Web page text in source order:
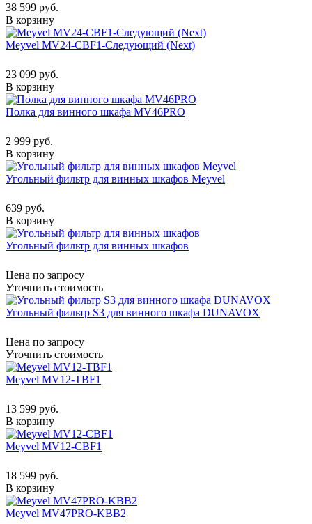
38 599 руб.
В корзину
Meyvel MV24-CBF1-Следующий (Next)
23 099 руб.
В корзину
Полка для винного шкафа MV46PRO
2 999 руб.
В корзину
Угольный фильтр для винных шкафов Meyvel
639 руб.
В корзину
Угольный фильтр для винных шкафов
Цена по запросу
Уточнить стоимость
Угольный фильтр S3 для винного шкафа DUNAVOX
Цена по запросу
Уточнить стоимость
Meyvel MV12-TBF1
13 599 руб.
В корзину
Meyvel MV12-CBF1
18 599 руб.
В корзину
Meyvel MV47PRO-KBB2